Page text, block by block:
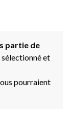
partie de
sélectionné et
pourraient